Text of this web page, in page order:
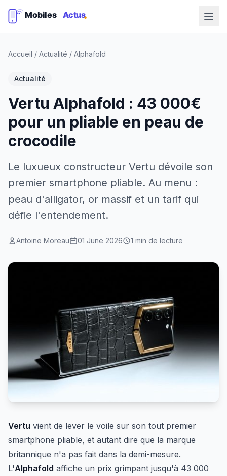
Accueil / Actualité / Alphafold
Actualité
Vertu Alphafold : 43 000€
pour un pliable en peau de
crocodile
Le luxueux constructeur Vertu dévoile son
premier smartphone pliable. Au menu :
peau d'alligator, or massif et un tarif qui
défie l'entendement.
Antoine Moreau 01 June 2026 1 min de lecture
Vertu vient de lever le voile sur son tout premier
smartphone pliable, et autant dire que la marque
britannique n'a pas fait dans la demi-mesure.
L'Alphafold affiche un prix grimpant jusqu'à 43 000